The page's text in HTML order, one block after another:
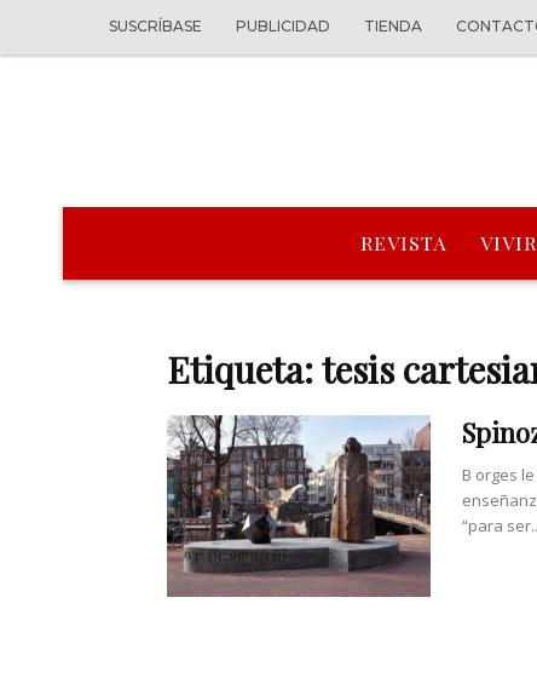
SUSCRÍBASE PUBLICIDAD TIENDA
REVISTA
Etiqueta: tesis
B orges
“para